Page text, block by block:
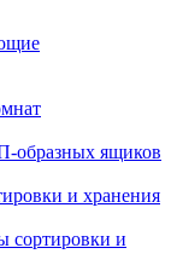
образных ящиков
и хранения
сортировки и